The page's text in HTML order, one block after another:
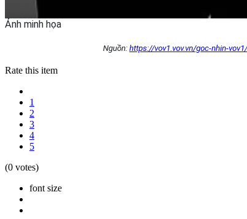
Ảnh minh họa
Nguồn: https://vov1.vov.vn/goc-nhin-
Rate this item
1
2
3
4
5
(0 votes)
font size